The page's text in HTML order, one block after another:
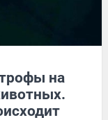
на